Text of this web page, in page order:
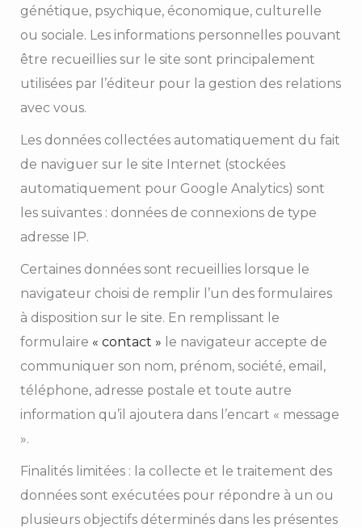
génétique, psychique, économique, culturelle
ou sociale. Les informations personnelles pouvant
être recueillies sur le site sont principalement
utilisées par l’éditeur pour la gestion des relations
avec vous.
Les données collectées automatiquement du fait
de naviguer sur le site Internet (stockées
automatiquement pour Google Analytics) sont
les suivantes : données de connexions de type
adresse IP.
Certaines données sont recueillies lorsque le
navigateur choisi de remplir l’un des formulaires
à disposition sur le site. En remplissant le
formulaire « contact » le navigateur accepte de
communiquer son nom, prénom, société, email,
téléphone, adresse postale et toute autre
information qu’il ajoutera dans l’encart « message
».
Finalités limitées : la collecte et le traitement des
données sont exécutées pour répondre à un ou
plusieurs objectifs déterminés dans les présentes